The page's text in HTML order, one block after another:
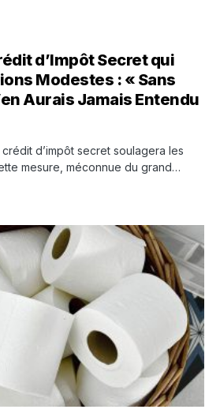
d’Impôt Secret qui
Modestes : « Sans
Aurais Jamais Entendu
d’impôt secret soulagera les
mesure, méconnue du grand…